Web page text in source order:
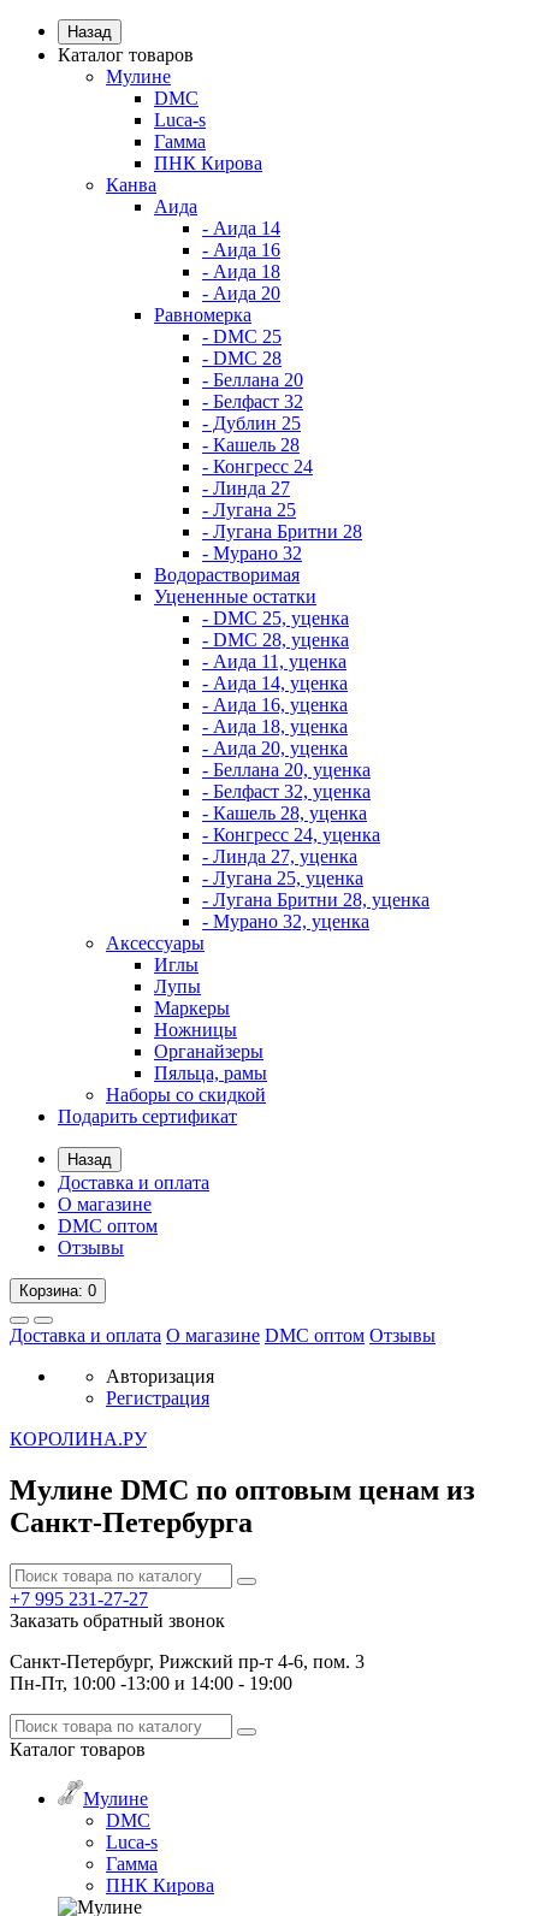
Назад
Каталог товаров
Мулине
DMC
Luca-s
Гамма
ПНК Кирова
Канва
Аида
- Аида 14
- Аида 16
- Аида 18
- Аида 20
Равномерка
- DMC 25
- DMC 28
- Беллана 20
- Белфаст 32
- Дублин 25
- Кашель 28
- Конгресс 24
- Линда 27
- Лугана 25
- Лугана Бритни 28
- Мурано 32
Водорастворимая
Уцененные остатки
- DMC 25, уценка
- DMC 28, уценка
- Аида 11, уценка
- Аида 14, уценка
- Аида 16, уценка
- Аида 18, уценка
- Аида 20, уценка
- Беллана 20, уценка
- Белфаст 32, уценка
- Кашель 28, уценка
- Конгресс 24, уценка
- Линда 27, уценка
- Лугана 25, уценка
- Лугана Бритни 28, уценка
- Мурано 32, уценка
Аксессуары
Иглы
Лупы
Маркеры
Ножницы
Органайзеры
Пяльца, рамы
Наборы со скидкой
Подарить сертификат
Назад
Доставка и оплата
О магазине
DMC оптом
Отзывы
Корзина: 0
Доставка и оплата О магазине DMC оптом Отзывы
Авторизация
Регистрация
КОРОЛИНА.РУ
Мулине DMC по оптовым ценам из
Санкт-Петербурга
+7 995 231-27-27
Заказать обратный звонок
Санкт-Петербург, Рижский пр-т 4-6, пом. 3
Пн-Пт, 10:00 -13:00 и 14:00 - 19:00
Каталог товаров
Мулине
DMC
Luca-s
Гамма
ПНК Кирова